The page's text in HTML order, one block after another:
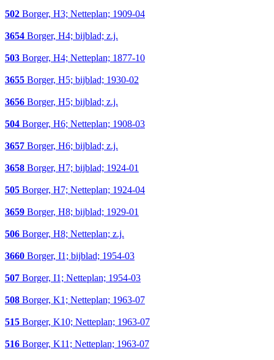
502 Borger, H3; Netteplan; 1909-04
3654 Borger, H4; bijblad; z.j.
503 Borger, H4; Netteplan; 1877-10
3655 Borger, H5; bijblad; 1930-02
3656 Borger, H5; bijblad; z.j.
504 Borger, H6; Netteplan; 1908-03
3657 Borger, H6; bijblad; z.j.
3658 Borger, H7; bijblad; 1924-01
505 Borger, H7; Netteplan; 1924-04
3659 Borger, H8; bijblad; 1929-01
506 Borger, H8; Netteplan; z.j.
3660 Borger, I1; bijblad; 1954-03
507 Borger, I1; Netteplan; 1954-03
508 Borger, K1; Netteplan; 1963-07
515 Borger, K10; Netteplan; 1963-07
516 Borger, K11; Netteplan; 1963-07